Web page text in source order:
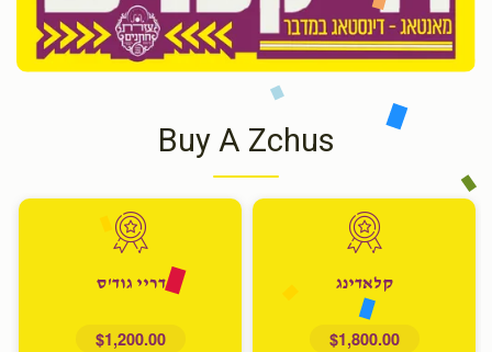
Buy A Zchus
קלאדינג
$1,800.00
דריי גוד'ס
$1,200.00